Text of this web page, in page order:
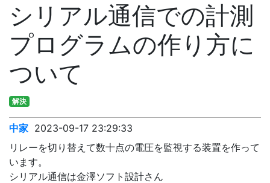
シリアル通信での計測
プログラムの作り方に
ついて
解決
中家 2023-09-17 23:29:33
リレーを切り替えて数十点の電圧を監視する装置を作って
います。
シリアル通信は金澤ソフト設計さん